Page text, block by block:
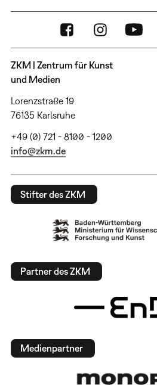
ZKM | Zentrum für Kunst
und Medien
Lorenzstraße 19
76135 Karlsruhe
+49 (0) 721 - 8100 - 1200
info@zkm.de
Stifter des ZKM
Partner des ZKM
Medienpartner